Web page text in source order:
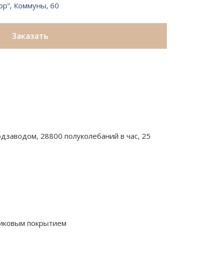
Коммуны, 60
Заказать
28800 полуколебаний в час, 25
покрытием